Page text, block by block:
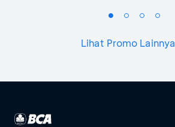
Lihat Promo Lainnya